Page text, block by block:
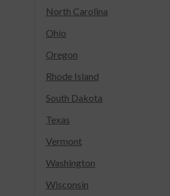
North Carolina
Ohio
Oregon
Rhode Island
South Dakota
Texas
Vermont
Washington
Wisconsin